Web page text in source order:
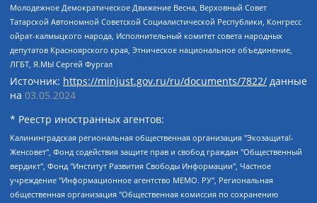
Молодежное Демократическое Движение Весна, Верховный Совет
Татарской Автономной Советской Социалистической Республики, Конгресс
ойрат-калмыцкого народа, Исполнительный комитет совета народных
депутатов Красноярского края, Этническое национальное объединение,
ЛГБТ, Я.МЫ Сергей Фургал
Источник: https://minjust.gov.ru/ru/documents/7822/ данные
на 03.05.2024
* Реестр иностранных агентов:
Калининградская региональная общественная организация "Экозащита!-Женсовет", Фонд содействия защите прав и свобод граждан "Общественный вердикт", Фонд "Институт Развития Свободы Информации", Частное учреждение "Информационное агентство МЕМО. РУ", Региональная общественная организация "Общественная комиссия по сохранению наследия академика Сахарова", Фонд поддержки свободы прессы, Санкт-Петербургская общественная правозащитная организация "Гражданский контроль", Межрегиональная общественная организация "Информационно-просветительский центр "Мемориал", Региональный Фонд "Центр Защиты Прав Средств Массовой Информации", с 05.12.2023 Фонд "Центр Защиты Прав Средств массовой информации", Региональная общественная благотворительная организация помощи беженцам и мигрантам "Гражданское содействие", Негосударственное образовательное учреждение дополнительного профессионального образования (повышение квалификации) специалистов "АКАДЕМИЯ ПО ПРАВАМ ЧЕЛОВЕКА", Свердловская региональная общественная организация "Сутяжник", Автономная некоммерческая организация "Центр независимых социологических исследований", Союз общественных объединений "Российский исследовательский центр по правам человека", Региональное общественное учреждение научно-информационный центр "МЕМОРИАЛ", Некоммерческая организация "Фонд защиты гласности", Автономная некоммерческая организация "Институт прав человека", Городская общественная организация "Екатеринбургское общество "МЕМОРИАЛ", Городская общественная организация "Рязанское историко-просветительское и правозащитное общество "Мемориал" (Рязанский Мемориал), Челябинский региональный орган общественной самодеятельности – женское общественное объединение "Женщины Евразии", Челябинский региональный орган общественной самодеятельности "Уральская правозащитная группа", Фонд содействия защите здоровья и социальной справедливости имени Андрея Рылькова, Автономная Некоммерческая Организация "Аналитический Центр Юрия Левады", Автономная некоммерческая организация социальной поддержки населения "Проект Апрель", Региональная общественная организация помощи женщинам и детям, находящимся в кризисной ситуации "Информационно-методический центр "Анна", Фонд содействия развитию массовых коммуникаций и правовому просвещению "Так-так-Так", Фонд содействия устойчивому развитию "Серебряная тайга", Свердловский региональный общественный фонд социальных проектов "Новое время", "Idel.Реалии", Кавказ.Реалии, Крым.Реалии, Телеканал Настоящее Время, Татаро-башкирская служба Радио Свобода (Azatliq Radiosi), Радио Свободная Европа/Радио Свобода (PCE/PC), "Сибирь.Реалии", "Фактограф", Благотворительный фонд помощи осужденным и их семьям, Автономная некоммерческая организация "Институт глобализации и социальных движений", Фонд "В защиту прав заключенных", Частное учреждение "Центр поддержки и содействия развитию средств массовой информации", Пензенский региональный общественный благотворительный фонд "Гражданский союз", "Север.Реалии", Некоммерческая организация Фонд "Правовая инициатива", Общество с ограниченной ответственностью "Радио Свободная Европа/Радио Свобода", Чешское информационное агентство "MEDIUM-ORIENT", Красноярская региональная общественная организация "Мы против СПИДа", Камалягин Денис Николаевич, Маркелов Сергей Евгеньевич, Пономарев Лев Александрович, Савицкая Людмила Алексеевна, Автономная некоммерческая организация "Центр по работе с проблемой насилия "НАСИЛИЮ.НЕТ", Межрегиональный профессиональный союз работников здравоохранения "Альянс врачей", Юридическое лицо, зарегистрированное в Латвийской Республике, SIA "Medusa Project" (регистрационный номер 40103797863, дата регистрации 10.06.2014), Некоммерческая организация "Фонд по борьбе с коррупцией", Автономная некоммерческая организация "Институт права и публичной политики", Баданин Роман Сергеевич, Гликин Максим Александрович, Железнова Мария Михайловна, Лукьянова Юлия Сергеевна, Маетная Елизавета Витальевна, Маняхин Петр Борисович, Чуракова Ольга Владимировна, Ярош Юлия Петровна, Юридическое лицо "The Insider SIA", зарегистрированное в Риге, Латвийская Республика (дата регистрации 26.06.2015), являющееся администратором доменного имени интернет-издания "The Insider SIA", https://theins.ru, Постернак Алексей Евгеньевич, Рубин Михаил Аркадьевич, Анин Роман Александрович, Юридическое лицо Istories fonds, зарегистрированное в Латвийской Республике (регистрационный номер 50008295751, дата регистрации 24.02.2020), Великовский Дмитрий Александрович, Долинина Ирина Николаевна, Мароховская Алеся Алексеевна, Шлейнов Роман Юрьевич, Шмагун Олеся Валентиновна, Общество с ограниченной ответственностью "Альтаир 2021", Общество с ограниченной ответственностью "Вега 2021", Общество с ограниченной ответственностью "Главный редактор 2021", Общество с ограниченной ответственностью "Ромашки монолит", Важенков Артем Валерьевич, Ивановская областная общественная организация "Центр гендерных исследований", Гурман Юрий Альбертович, Медиапроект "ОВД-Инфо", Егоров Владимир Владимирович, Жилинский Владимир Александрович, Общество с ограниченной ответственностью "ЗП", Иванова София Юрьевна, Карезина Инна Павловна, Кильтау Екатерина Викторовна, Петров Алексей Викторович, Пискунов Сергей Евгеньевич, Смирнов Сергей Сергеевич, Тихонов Михаил Сергеевич, Общество с ограниченной ответственностью "ЖУРНАЛИСТ-ИНОСТРАННЫЙ АГЕНТ", Арапова Галина Юрьевна, Вольтская Татьяна Анатольевна, Американская компания "Mason G.E.S. Anonymous Foundation" (США), являющаяся владельцем интернет-издания https://mnews.world/, Компания "Stichting Bellingcat", зарегистрированная в Нидерландах (дата регистрации 11.07.2018), Захаров Андрей Вячеславович, Клепиковская Екатерина Дмитриевна, Общество с ограниченной ответственностью "МЕМО", Перл Роман Александрович, Симонов Евгений Алексеевич, Соловьева Елена Анатольевна, Сотников Даниил Владимирович, Сурначева Елизавета Дмитриевна, Автономная некоммерческая организация по защите прав человека и информированию населения "Якутия – Наше Мнение", Общество с ограниченной ответственностью "Москоу диджитал медиа", с 26.01.2023 Общество с ограниченной ответственностью "Чайка Белые сады", Ветошкина Валерия Валерьевна, Заговора Максим Александрович, Межрегиональное общественное движение "Российская ЛГБТ - сеть", Оленичев Максим Владимирович, Павлов Иван Юрьевич, Скворцова Елена Сергеевна, Общество с ограниченной ответственностью "Как бы инагент", Кочетков Игорь Викторович, Общество с ограниченной ответственностью "Честные выборы", Еланчик Олег Александрович, Общество с ограниченной ответственностью "Нобелевский призыв", Гималова Регина Эмилевна, Григорьев Андрей Валерьевич, Григорьева Алина Александровна, Ассоциация по содействию защите прав призывников, альтернативнослужащих и военнослужащих "Правозащитная группа "Гражданин.Армия.Право", Хисамова Регина Фаритовна, Автономная некоммерческая организация по реализации социально-правовых программ "Лилит", Дальневосточное общественное движение "Маяк", Санкт-Петербургская ЛГБТ-инициативная группа "Выход", Инициативная группа ЛГБТ+ "Реверс", Алексеев Андрей Викторович, Бекбулатова Таисия Львовна, Беляев Иван Михайлович, Владыкина Елена Сергеевна, Гельман Марат Александрович, Никульшина Вероника Юрьевна, Толоконникова Надежда Андреевна, Шендерович Виктор Анатольевич, Общество с ограниченной ответственностью "Данное сообщение", Общество с ограниченной ответственностью Издательский дом "Новая глава", Айнбиндер Александра Александровна, Московский комьюнити-центр для ЛГБТ+инициатив, Благотворительный фонд развития филантропии, Deutsche Welle (Германия, Kurt-Schumacher-Strasse 3, 53113 Bonn), Борзунова Мария Михайловна, Воробьев Виктор Викторович, Голубева Анна Львовна, Константинова Алла Михайловна, Малкова Ирина Владимировна, Мурадов Мурад Абдулгалимович, Осетинская Елизавета Николаевна, Понасенков Евгений Николаевич, Ганапольский Матвей Юрьевич, Киселев Евгений Алексеевич, Борухович Ирина Григорьевна, Дремин Иван Тимофеевич, Дубровский Дмитрий Викторович, Красноярская региональная общественная организация поддержки и развития альтернативных образовательных технологий и межкультурных коммуникаций "ИНТЕРРА", Маяковская Екатерина Алексеевна, Фейгин Марк Захарович, Филимонов Андрей Викторович, Дзугкоева Регина Николаевна, Доброхотов Роман Александрович, Дудь Юрий Александрович, Елкин Сергей Владимирович, Кругликов Кирилл Игоревич, Сабунаева Мария Леонидовна, Семенов Алексей Владимирович, Шаинян Карен Багратович, Шульман Екатерина Михайловна, Асафьев Артур Валерьевич, Вахштайн Виктор Семенович, Венедиктов Алексей Алексеевич, Лушникова Екатерина Евгеньевна, Волков Леонид Михайлович, Невзоров Александр Глебович, Пархоменко Сергей Борисович, Сироткин Ярослав Николаевич, Кара-Мурза Владимир Владимирович, Баранова Наталья Владимировна, Гозман Леонид Яковлевич, Кагарлицкий Борис Юльевич, Климарев Михаил Валерьевич, Милов Владимир Станиславович, Автономная некоммерческая организация Краснодарский центр современного искусства "Типография", Моргенштерн Алишер Тагирович, Соболь Любовь Эдуардовна, Общество с ограниченной ответственностью "ЛИЗА НОРМ", Каспаров Гарри Кимович, Ходорковский Михаил Борисович, Общество с ограниченной ответственностью "Апрельские тезисы", Данилович Ирина Брониславовна, Кашин Олег Владимирович, Петров Николай Владимирович, Пивоваров Алексей Владимирович, Соколов Михаил Владимирович, Цветкова Юлия Владимировна, Чичваркин Евгений Александрович, Комитет против пыток/Команда против пыток, Общество с ограниченной ответственностью "Первый научный", Общество с ограниченной ответственностью "Вертолет и ко", Белоцерковская Вероника Борисовна, Кац Максим Евгеньевич, Лазарева Татьяна Юрьевна, Шаведдинов Руслан Табризович, Яшин Илья Валерьевич, Общество с ограниченной ответственностью "Иноагент ААВ", Алешковский Дмитрий Петрович, Альбац Евгения Марковна, Быков Дмитрий Львович, Галямина Юлия Евгеньевна, Лойко Сергей Леонидович, Мартынов Кирилл Константинович, Медведев Сергей Александрович, Крашенинников Федор Геннадиевич, Гордеева Катерина Вл